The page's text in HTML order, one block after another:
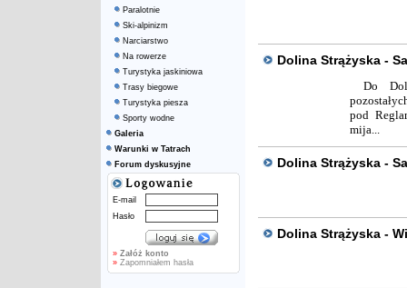
Paralotnie
Ski-alpinizm
Narciarstwo
Na rowerze
Turystyka jaskiniowa
Trasy biegowe
Turystyka piesza
Sporty wodne
Galeria
Warunki w Tatrach
Forum dyskusyjne
E-mail
Hasło
» Załóż konto
»Zapomniałem hasła
Dolina Strążyska -
Do
pod
mija...
Dolina Strążyska -
Dolina Strążyska -